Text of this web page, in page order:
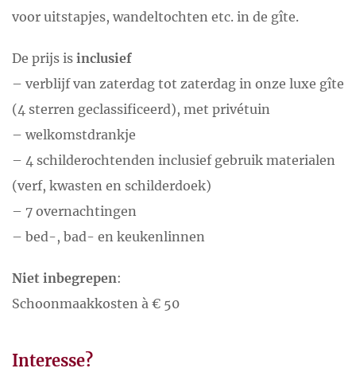
voor uitstapjes, wandeltochten etc. in de gîte.
De prijs is inclusief
– verblijf van zaterdag tot zaterdag in onze luxe gîte
(4 sterren geclassificeerd), met privétuin
– welkomstdrankje
– 4 schilderochtenden inclusief gebruik materialen
(verf, kwasten en schilderdoek)
– 7 overnachtingen
– bed-, bad- en keukenlinnen
Niet inbegrepen:
Schoonmaakkosten à € 50
Interesse?